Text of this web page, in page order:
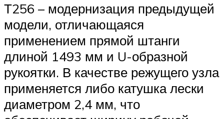
Т256 – модернизация предыдущей
модели, отличающаяся
применением прямой штанги
длиной 1493 мм и U-образной
рукоятки. В качестве режущего узла
применяется либо катушка лески
диаметром 2,4 мм, что